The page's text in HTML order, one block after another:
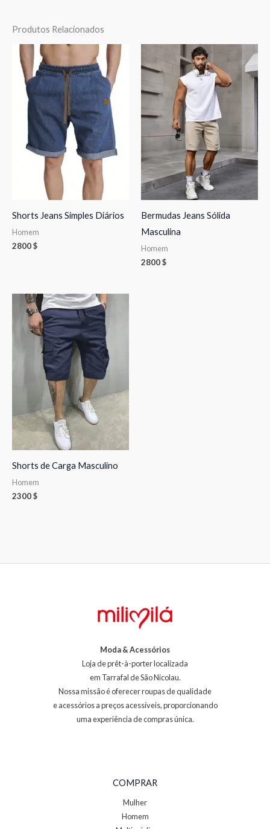
Produtos Relacionados
Shorts Jeans Simples Diários
Homem
2800$
Bermudas Jeans Sólida
Masculina
Homem
2800$
Shorts de Carga Masculino
Homem
2300$
Moda & Acessórios
Loja de prêt-à-porter localizada
em Tarrafal de São Nicolau.
Nossa missão é oferecer roupas de qualidade
e acessórios a preços acessíveis, proporcionando
uma experiência de compras única.
COMPRAR
Mulher
Homem